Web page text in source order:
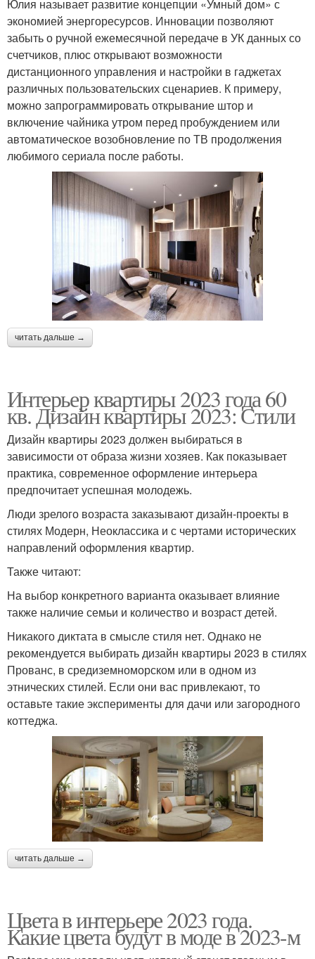
Юлия называет развитие концепции «Умный дом» с
экономией энергоресурсов. Инновации позволяют
забыть о ручной ежемесячной передаче в УК данных со
счетчиков, плюс открывают возможности
дистанционного управления и настройки в гаджетах
различных пользовательских сценариев. К примеру,
можно запрограммировать открывание штор и
включение чайника утром перед пробуждением или
автоматическое возобновление по ТВ продолжения
любимого сериала после работы.
читать дальше →
Интерьер квартиры 2023 года 60
кв. Дизайн квартиры 2023: Стили
Дизайн квартиры 2023 должен выбираться в
зависимости от образа жизни хозяев. Как показывает
практика, современное оформление интерьера
предпочитает успешная молодежь.
Люди зрелого возраста заказывают дизайн-проекты в
стилях Модерн, Неоклассика и с чертами исторических
направлений оформления квартир.
Также читают:
На выбор конкретного варианта оказывает влияние
также наличие семьи и количество и возраст детей.
Никакого диктата в смысле стиля нет. Однако не
рекомендуется выбирать дизайн квартиры 2023 в стилях
Прованс, в средиземноморском или в одном из
этнических стилей. Если они вас привлекают, то
оставьте такие эксперименты для дачи или загородного
коттеджа.
читать дальше →
Цвета в интерьере 2023 года.
Какие цвета будут в моде в 2023-м